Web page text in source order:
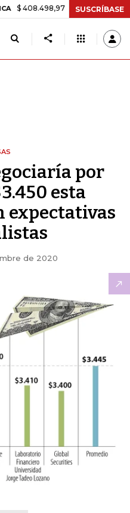
+$ 8.753,81 +2,19%
SUSCRÍBASE
por
esta
expectativas
de 2020